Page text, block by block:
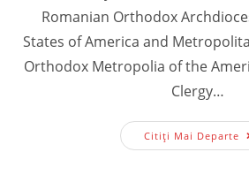
Romanian Orthodox
States of America and
Orthodox Metropolia of the
Clergy…
Citiți Mai Departe